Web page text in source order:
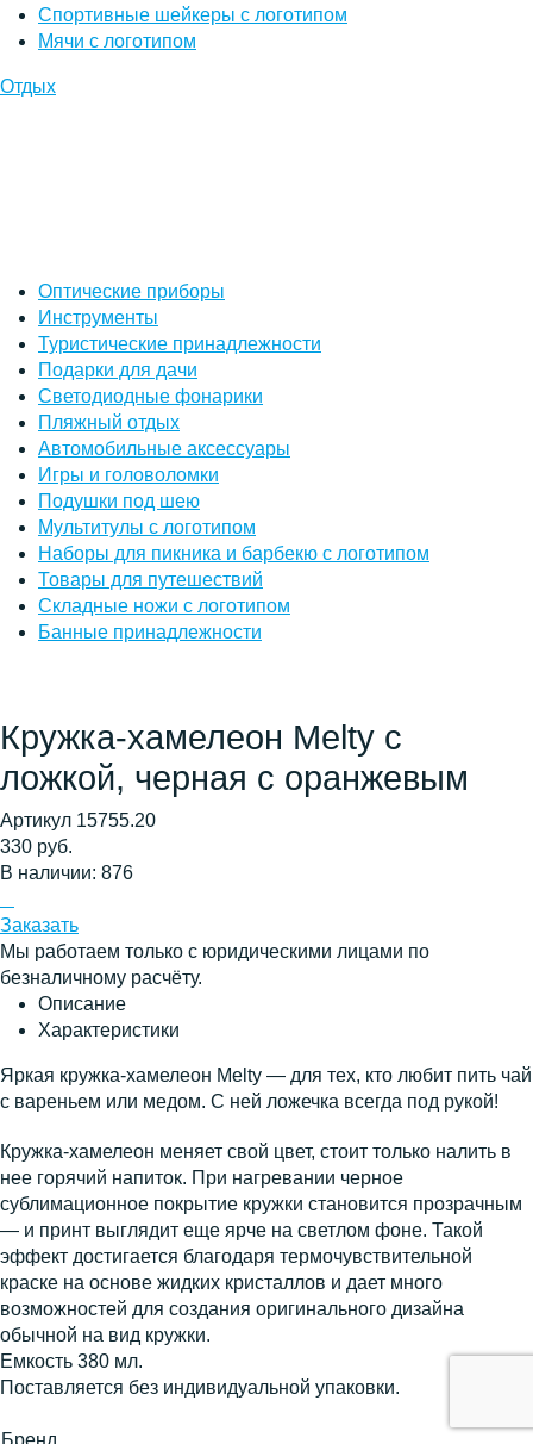
Спортивные шейкеры с логотипом
Мячи с логотипом
Отдых
Оптические приборы
Инструменты
Туристические принадлежности
Подарки для дачи
Светодиодные фонарики
Пляжный отдых
Автомобильные аксессуары
Игры и головоломки
Подушки под шею
Мультитулы с логотипом
Наборы для пикника и барбекю с логотипом
Товары для путешествий
Складные ножи с логотипом
Банные принадлежности
Кружка-хамелеон Melty с
ложкой, черная с оранжевым
Артикул 15755.20
330 руб.
В наличии: 876
Заказать
Мы работаем только с юридическими лицами по
безналичному расчёту.
Описание
Характеристики
Яркая кружка-хамелеон Melty — для тех, кто любит пить чай
с вареньем или медом. С ней ложечка всегда под рукой!
Кружка-хамелеон меняет свой цвет, стоит только налить в
нее горячий напиток. При нагревании черное
сублимационное покрытие кружки становится прозрачным
— и принт выглядит еще ярче на светлом фоне. Такой
эффект достигается благодаря термочувствительной
краске на основе жидких кристаллов и дает много
возможностей для создания оригинального дизайна
обычной на вид кружки.
Емкость 380 мл.
Поставляется без индивидуальной упаковки.
Бренд